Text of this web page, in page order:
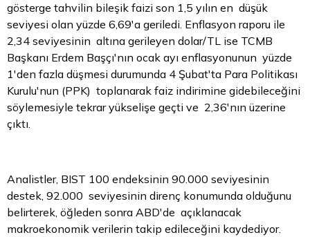
gösterge tahvilin bileşik faizi son 1,5 yılın en düşük
seviyesi olan yüzde 6,69'a geriledi. Enflasyon raporu ile
2,34 seviyesinin altına gerileyen dolar/TL ise TCMB
Başkanı Erdem Başçı'nın ocak ayı enflasyonunun yüzde
1'den fazla düşmesi durumunda 4 Şubat'ta Para Politikası
Kurulu'nun (PPK) toplanarak faiz indirimine gidebileceğini
söylemesiyle tekrar yükselişe geçti ve 2,36'nın üzerine
çıktı.
Analistler, BIST 100 endeksinin 90.000 seviyesinin
destek, 92.000 seviyesinin direnç konumunda olduğunu
belirterek, öğleden sonra ABD'de açıklanacak
makroekonomik verilerin takip edileceğini kaydediyor.